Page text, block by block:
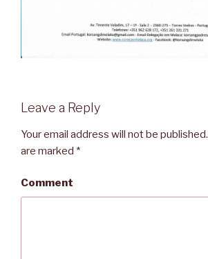
Leave a Reply
Your email address will not be published.
are marked *
Comment